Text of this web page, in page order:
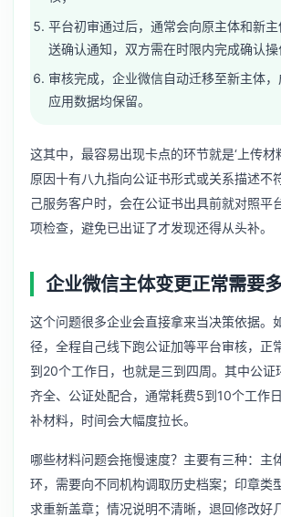
平台初审通过后，通常会向原主体和新
送确认通知，双方需在时限内完成确认操
审核完成，企业微信自动迁移至新主体，
应用数据均保留。
这其中，最容易出现卡点的环节就是‘上传材
原因十有八九指向公证书形式或关系描述不
己服务客户时，会在公证书出具前就对照平
项检查，避免已出证了才发现还得从头补。
企业微信主体变更正常需要多
这个问题很多企业会直接拿来当决策依据。
径，全程自己线下跑公证加等平台审核，正
到20个工作日，也就是三到四周。其中公证
齐全、公证处配合，通常耗费5到10个工作
补材料，时间会大幅度拉长。
哪些材料问题会拖慢速度？主要有三种：主
环，需要向不同机构调取历史档案；印章类
求重新盖章；情况说明不清晰，退回修改好